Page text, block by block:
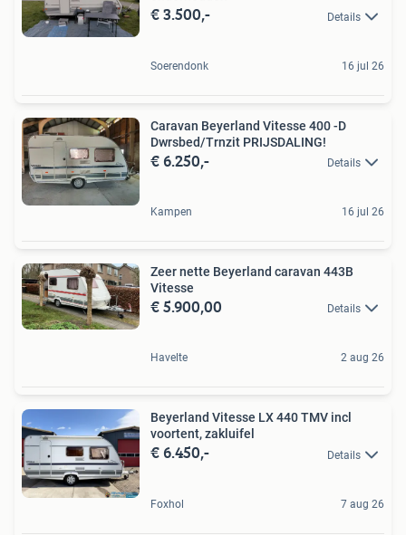
€ 3.500,- Details
Soerendonk 16 jul 26
Caravan Beyerland Vitesse 400 -D
Dwrsbed/Trnzit PRIJSDALING!
€ 6.250,- Details
Kampen 16 jul 26
Zeer nette Beyerland caravan 443B
Vitesse
€ 5.900,00 Details
Havelte 2 aug 26
Beyerland Vitesse LX 440 TMV incl
voortent, zakluifel
€ 6.450,- Details
Foxhol 7 aug 26